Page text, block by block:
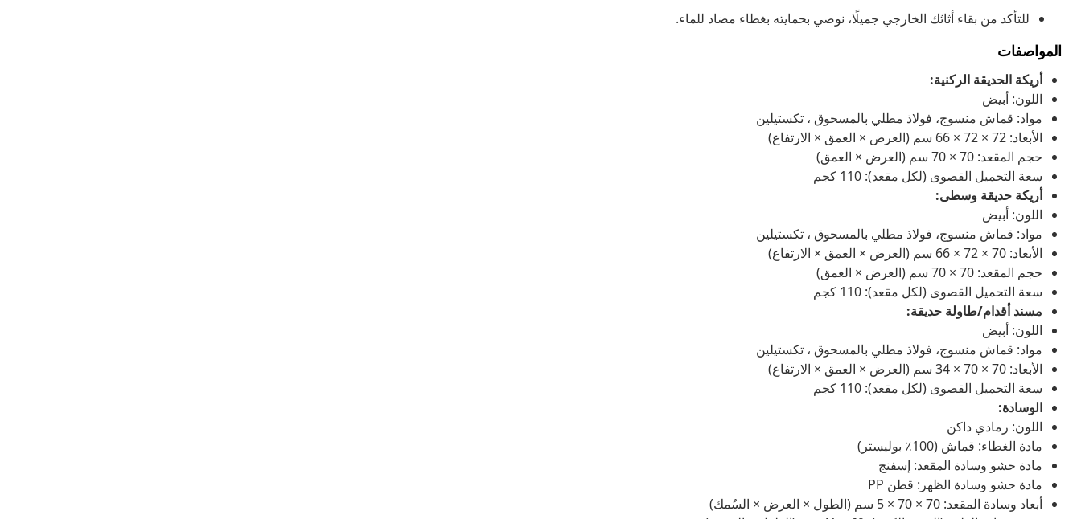
للتأكد من بقاء أثاثك الخارجي جميلًا، نوصي بحمايته بغطاء مضاد للماء.
المواصفات
أريكة الحديقة الركنية:
اللون: أبيض
مواد: قماش منسوج، فولاذ مطلي بالمسحوق ، تكستيلين
الأبعاد: 72 × 72 × 66 سم (العرض × العمق × الارتفاع)
حجم المقعد: 70 × 70 سم (العرض × العمق)
سعة التحميل القصوى (لكل مقعد): 110 كجم
أريكة حديقة وسطى:
اللون: أبيض
مواد: قماش منسوج، فولاذ مطلي بالمسحوق ، تكستيلين
الأبعاد: 70 × 72 × 66 سم (العرض × العمق × الارتفاع)
حجم المقعد: 70 × 70 سم (العرض × العمق)
سعة التحميل القصوى (لكل مقعد): 110 كجم
مسند أقدام/طاولة حديقة:
اللون: أبيض
مواد: قماش منسوج، فولاذ مطلي بالمسحوق ، تكستيلين
الأبعاد: 70 × 70 × 34 سم (العرض × العمق × الارتفاع)
سعة التحميل القصوى (لكل مقعد): 110 كجم
الوسادة:
اللون: رمادي داكن
مادة الغطاء: قماش (100٪ بوليستر)
مادة حشو وسادة المقعد: إسفنج
مادة حشو وسادة الظهر: قطن PP
أبعاد وسادة المقعد: 70 × 70 × 5 سم (الطول × العرض × السُمك)